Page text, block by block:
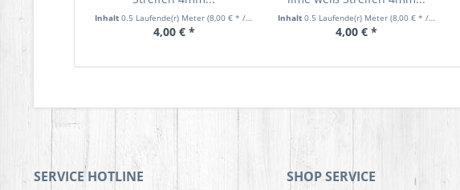
Inhalt 0.5 Laufende(r) Meter (8,00 € * / 1 Laufende(r) Meter)
4,00 € *
Inhalt 0.5 Laufende(r) Meter (8,00 € * / 1 Laufende(r) Meter)
4,00 € *
SERVICE HOTLINE SHOP SERVICE